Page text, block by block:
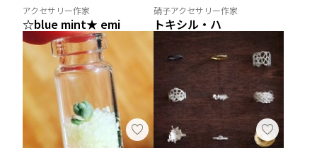
アクセサリー作家
☆blue mint★ emi
硝子アクセサリー作家
トキシル・ハ